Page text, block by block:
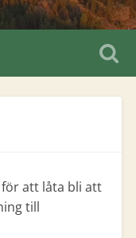
att låta bli att
till